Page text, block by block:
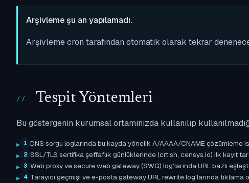
Arşivleme şu an yapılamadı.
Arşivleme cron tarafından otomatik olarak tekrar
Tespit Yöntemleri
Bu göstergenin kurumsal ortamınızda kullanılıp
1 DNS sorgu loglarında bu kayda yönelik A/AAAA/CNAME çözümleme
2 SSL/TLS sertifika şeffaflık günlüklerinde (crt.sh, censys.io) ilk kayıt
3 Web proxy ve secure web gateway (SWG) log'larında URL bazlı
4 Tarayıcı geçmişi ve e-posta gateway URL rewrite log'larında